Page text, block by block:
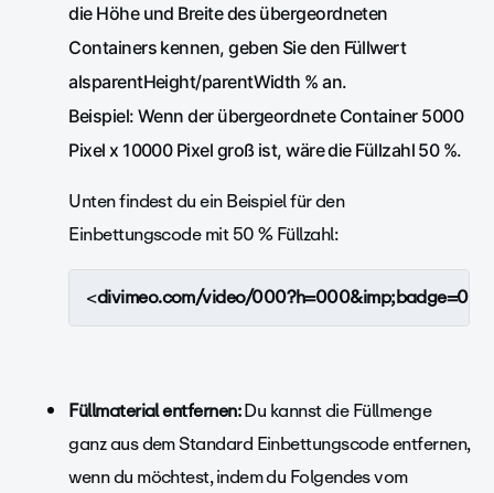
die Höhe und Breite des übergeordneten
Containers kennen, geben Sie den Füllwert
alsparentHeight/parentWidth % an.
Beispiel: Wenn der übergeordnete Container 5000
Pixel x 10000 Pixel groß ist, wäre die Füllzahl 50 %.
Unten findest du ein Beispiel für den
Einbettungscode mit 50 % Füllzahl:
<divimeo.com/video/
Füllmaterial entfernen:Du kannst die Füllmenge
ganz aus dem Standard Einbettungscode entfernen,
wenn du möchtest, indem du Folgendes vom